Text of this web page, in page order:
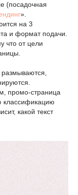
(посадочная
».
на 3
и формат подачи.
что от цели
промо-страница
классификацию
какой текст